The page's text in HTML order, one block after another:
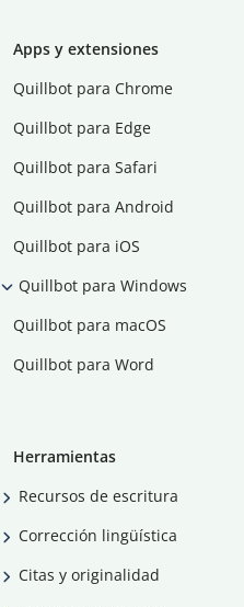
Apps y extensiones
Quillbot para Chrome
Quillbot para Edge
Quillbot para Safari
Quillbot para Android
Quillbot para iOS
Quillbot para Windows
Quillbot para macOS
Quillbot para Word
Herramientas
Recursos de escritura
Corrección lingüística
Citas y originalidad